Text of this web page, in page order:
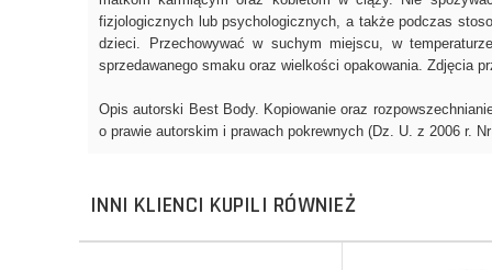
INNI KLIENCI KUPILI RÓWNIEŻ